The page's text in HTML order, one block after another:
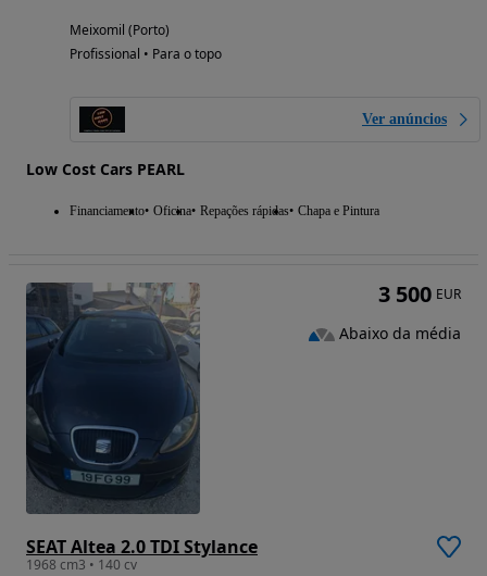
Meixomil (Porto)
Profissional • Para o topo
Ver anúncios
Low Cost Cars PEARL
Financiamento Oficina Repações rápidas Chapa e Pintura
SEAT Altea 2.0 TDI Stylance
1968 cm3 • 140 cv
3 500 EUR
Abaixo da média